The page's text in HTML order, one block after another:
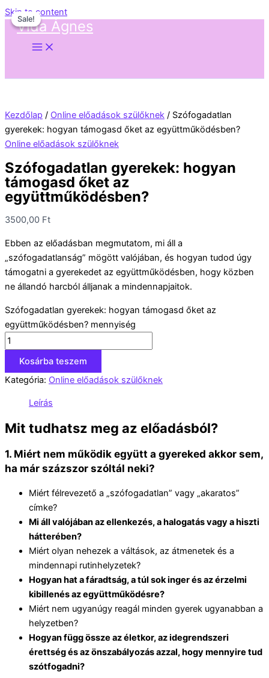
Skip to content
Vida Ágnes
Kezdőlap / Online előadások szülőknek / Szófogadatlan
gyerekek: hogyan támogasd őket az együttműködésben?
Online előadások szülőknek
Szófogadatlan gyerekek: hogyan
támogasd őket az
együttműködésben?
3500,00 Ft
Ebben az előadásban megmutatom, mi áll a
„szófogadatlanság” mögött valójában, és hogyan tudod úgy
támogatni a gyerekedet az együttműködésben, hogy közben
ne állandó harcból álljanak a mindennapjaitok.
Szófogadatlan gyerekek: hogyan támogasd őket az
együttműködésben? mennyiség
Kosárba teszem
Kategória: Online előadások szülőknek
Leírás
Mit tudhatsz meg az előadásból?
1. Miért nem működik együtt a gyereked akkor sem,
ha már százszor szóltál neki?
Miért félrevezető a „szófogadatlan” vagy „akaratos”
címke?
Mi áll valójában az ellenkezés, a halogatás vagy a hiszti
hátterében?
Miért olyan nehezek a váltások, az átmenetek és a
mindennapi rutinhelyzetek?
Hogyan hat a fáradtság, a túl sok inger és az érzelmi
kibillenés az együttműködésre?
Miért nem ugyanúgy reagál minden gyerek ugyanabban a
helyzetben?
Hogyan függ össze az életkor, az idegrendszeri
érettség és az önszabályozás azzal, hogy mennyire tud
szótfogadni?
Sale!
Sale!